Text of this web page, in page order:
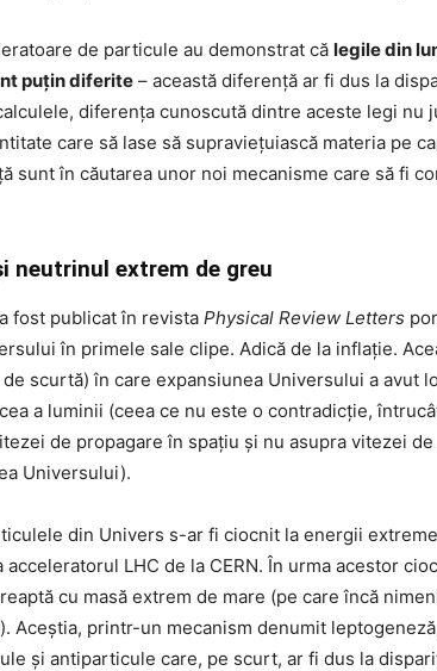
de particule au demonstrat că legile din
puțin diferite – această diferență ar fi dus la
diferența cunoscută dintre aceste legi nu
care să lase să supraviețuiască materia pe
sunt în căutarea unor noi mecanisme care să fi
neutrinul extrem de greu
fost publicat în revista Physical Review Letters
în primele sale clipe. Adică de la inflație.
scurtă) în care expansiunea Universului a avut
a luminii (ceea ce nu este o contradicție,
de propagare în spațiu și nu asupra vitezei de
Universului).
din Univers s-ar fi ciocnit la energii
LHC de la CERN. În urma acestor
cu masă extrem de mare (pe care încă
Aceștia, printr-un mecanism denumit
și antiparticule care, pe scurt, ar fi dus la